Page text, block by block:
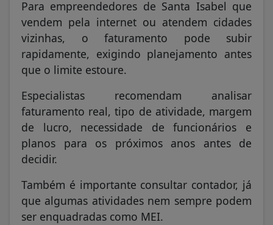
Para empreendedores de Santa Isabel que
vendem pela internet ou atendem cidades
vizinhas, o faturamento pode subir
rapidamente, exigindo planejamento antes
que o limite estoure.
Especialistas recomendam analisar
faturamento real, tipo de atividade, margem
de lucro, necessidade de funcionários e
planos para os próximos anos antes de
decidir.
Também é importante consultar contador, já
que algumas atividades nem sempre podem
ser enquadradas como MEI.